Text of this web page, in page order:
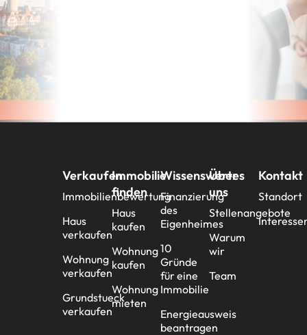
Verkaufen
Immobilienbewertung
Haus
verkaufen
Wohnung
verkaufen
Grundstueck
verkaufen
Immobilie
finden
Haus
kaufen
Wohnung
kaufen
Wohnung
mieten
Wissenswertes
Finanzierung
des
Eigenheimes
10
Gründe
für eine
Immobilie
Energieausweis
beantragen
Über
uns
Stellenangebote
Warum
wir
Team
Kontakt
Standort